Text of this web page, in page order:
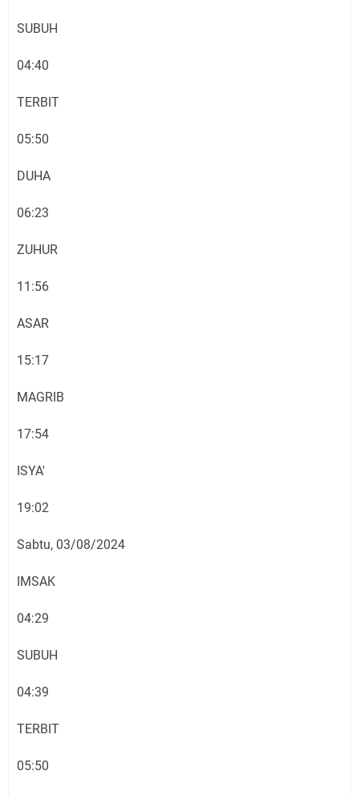
SUBUH
04:40
TERBIT
05:50
DUHA
06:23
ZUHUR
11:56
ASAR
15:17
MAGRIB
17:54
ISYA'
19:02
Sabtu, 03/08/2024
IMSAK
04:29
SUBUH
04:39
TERBIT
05:50